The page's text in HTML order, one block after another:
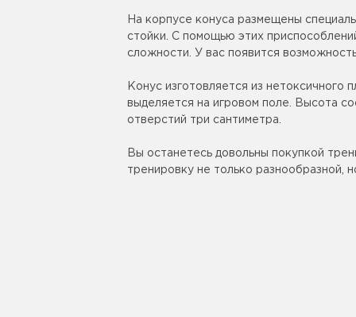
На корпусе конуса размещены
стойки. С помощью этих
сложности. У вас появится
Конус изготовляется из нетоксичного
выделяется на игровом поле. Высота
отверстий три сантиметра.
Вы останетесь довольны покупкой
тренировку не только разнообразной,